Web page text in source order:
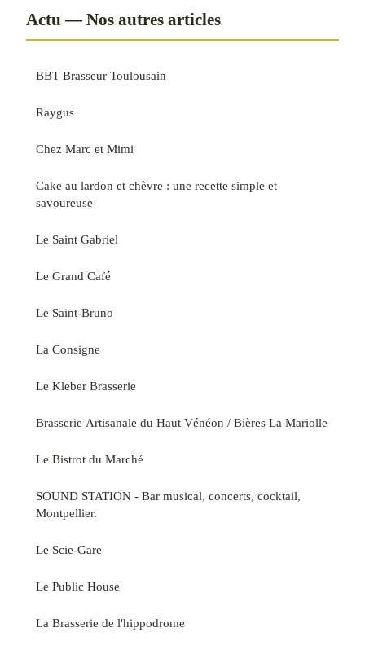
Actu — Nos autres articles
BBT Brasseur Toulousain
Raygus
Chez Marc et Mimi
Cake au lardon et chèvre : une recette simple et
savoureuse
Le Saint Gabriel
Le Grand Café
Le Saint-Bruno
La Consigne
Le Kleber Brasserie
Brasserie Artisanale du Haut Vénéon / Bières La Mariolle
Le Bistrot du Marché
SOUND STATION - Bar musical, concerts, cocktail,
Montpellier.
Le Scie-Gare
Le Public House
La Brasserie de l'hippodrome